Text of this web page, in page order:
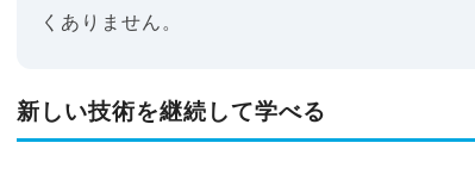
くありません。
新しい技術を継続して学べる